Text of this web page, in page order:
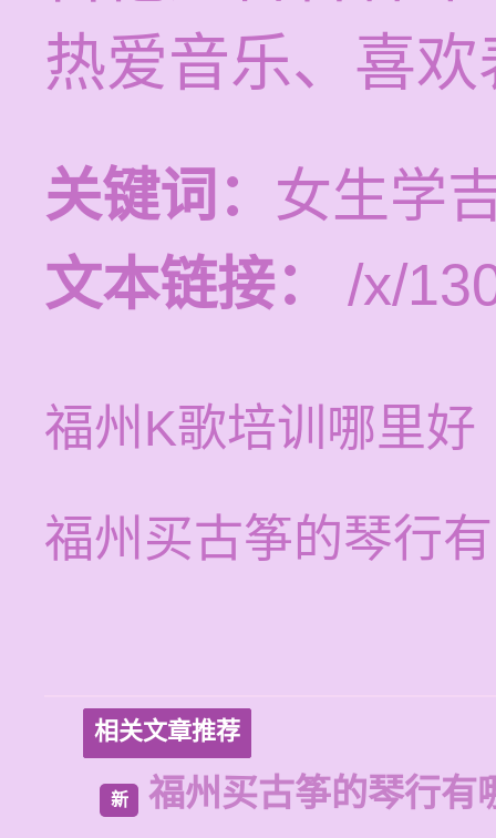
热爱音乐、喜
关键词： 女生学
文本链接：
/x/
福州K歌培训哪里好
福州买古筝的琴行
相关文章推荐
新 福州买古筝的琴行有